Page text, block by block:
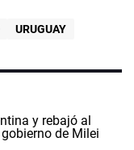
URUGUAY